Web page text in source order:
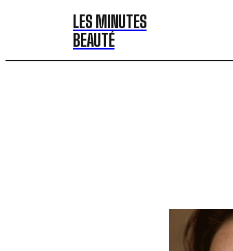
LES MINUTES
BEAUTÉ